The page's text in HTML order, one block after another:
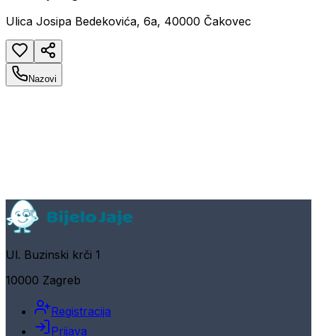
Ulica Josipa Bedekovića, 6a, 40000 Čakovec
Nazovi
Ul. Buzinski krči 1
10000 Zagreb
Registracija
Prijava